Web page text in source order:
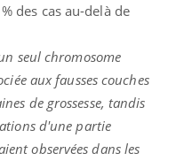
des cas au-delà de
seul chromosome
aux fausses couches
de grossesse, tandis
d'une partie
observées dans les